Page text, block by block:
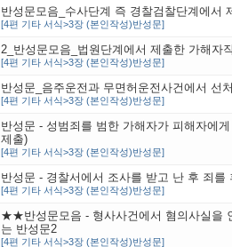
반성문모음_수사단계 즉 경찰검찰단계에서
[4편 기타 서식>3장 (본인작성)반성문]
2_반성문모음_법원단계에서 제출한 가해자
[4편 기타 서식>3장 (본인작성)반성문]
반성문_음주운전과 무면허운전사건에서 선
[4편 기타 서식>3장 (본인작성)반성문]
반성문 - 성범죄를 범한 가해자가 피해자에
제출)
[4편 기타 서식>3장 (본인작성)반성문]
반성문 - 경찰서에서 조사를 받고 난 후 죄
[4편 기타 서식>3장 (본인작성)반성문]
★★반성문모음 - 형사사건에서 혐의사실을
는 반성문2
[4편 기타 서식>3장 (본인작성)반성문]